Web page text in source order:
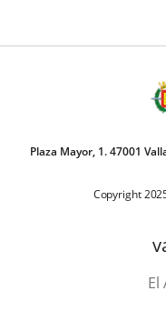
Plaza Mayor, 1. 47001
Copyright
El